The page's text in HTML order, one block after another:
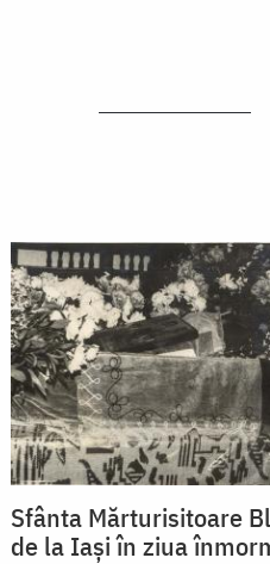
Sfânta Mărturisitoare
de la Iași în ziua